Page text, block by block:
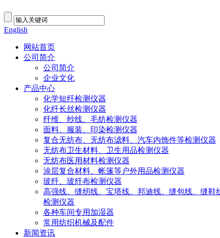
English
网站首页
公司简介
公司简介
企业文化
产品中心
化学短纤检测仪器
化纤长丝检测仪器
纤维、纱线、毛纺检测仪器
面料、服装、印染检测仪器
复合无纺布、无纺布滤料、汽车内饰件等检测仪器
无纺布卫生材料、卫生用品检测仪器
无纺布医用材料检测仪器
涂层复合材料、帐篷等户外用品检测仪器
玻纤、玻纤布检测仪器
高强线、缝纫线、宝塔线、邦迪线、缝包线、缝鞋
检测仪器
各种车间专用加湿器
常用纺织机械及配件
新闻资讯